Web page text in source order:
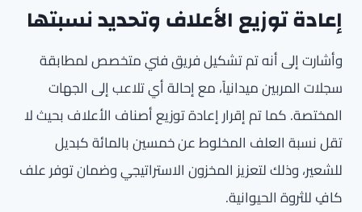
إعادة توزيع الأعلاف وتحديد نسبتها
وأشارت إلى أنه تم تشكيل فريق فني متخصص لمطابقة
سجلات المربين ميدانياً، مع إحالة أي تلاعب إلى الجهات
المختصة. كما تم إقرار إعادة توزيع أصناف الأعلاف بحيث لا
تقل نسبة العلف المخلوط عن خمسين بالمائة كبديل
للشعير، وذلك لتعزيز المخزون الاستراتيجي وضمان توفر علف
كافٍ للثروة الحيوانية.